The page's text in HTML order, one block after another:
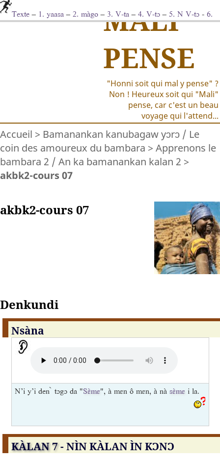
MALI
PENSE
"Honni soit qui mal y pense" ?
Non ! Heureux soit qui "Mali"
pense, car c'est un beau
voyage qui l'attend...
Accueil > Bamanankan kanubagaw yɔrɔ / Le
coin des amoureux du bambara > Apprenons le
bambara 2 / An ka bamanankan kalan 2 >
akbk2-cours 07
akbk2-cours 07
Denkundi
Nsàna
N’i y’i den ̀ tɔgɔ da "Sɛ̀mɛ", à mɛn ô mɛn, à nà sɛ̀mɛi la.
KÀLAN 7- NÌN KÀLAN ÌN KƆNƆ
Texte– 1. yaasa– 2. màgo– 3. V-ta– 4. V-tɔ– 5. N V-tɔ - 6.
NV-tɔ comme COD-7. N-tɔ-8. yɛ̀rɛ̂-9. fiyɛnya ... kàn-Bàro-